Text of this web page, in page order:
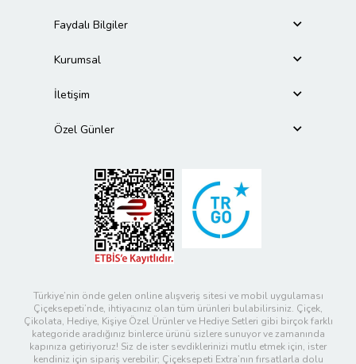
Faydalı Bilgiler
Kurumsal
İletişim
Özel Günler
Türkiye’nin önde gelen online alışveriş sitesi ve mobil uygulaması
Çiçeksepeti’nde, ihtiyacınız olan tüm ürünleri bulabilirsiniz. Çiçek,
Çikolata, Hediye, Kişiye Özel Ürünler ve Hediye Setleri gibi birçok farklı
kategoride aradığınız binlerce ürünü sizlere sunuyor ve zamanında
kapınıza getiriyoruz! Siz de ister sevdiklerinizi mutlu etmek için, ister
kendiniz için sipariş verebilir; Çiçeksepeti Extra’nın fırsatlarla dolu